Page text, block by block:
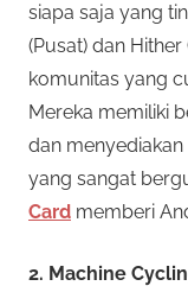
siapa saja yang
(Pusat) dan
komunitas yang
Mereka memiliki
dan
yang sangat
Card memberi
2. Machine